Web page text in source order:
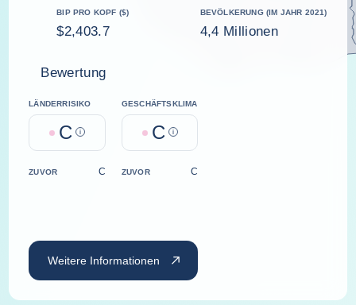
BIP PRO KOPF ($)
$2,403.7
BEVÖLKERUNG (IM JAHR 2021)
4,4 Millionen
Bewertung
LÄNDERRISIKO
C Help
GESCHÄFTSKLIMA
C Help
ZUVOR C ZUVOR C
Weitere Informationen